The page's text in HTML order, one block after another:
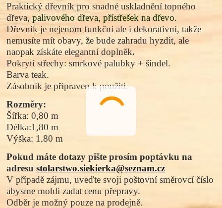
Praktický dřevník pro snadné uskladnění topného
dřeva,palivového dřeva, přístřešek na dřevo.
Dřevník je nejenom funkční ale i dekorativní, takže
nemusíte mít obavy, že bude zahradu hyzdit, ale
naopak získáte elegantní doplněk.
Pokrytí střechy: smrkové palubky + šindel.
Barva teak.
Zásobník je připraven k použiti.
Rozměry:
Šířka: 0,80 m
Délka:1,80 m
Výška: 1,80 m
Pokud máte dotazy pište prosím poptávku na
adresustolarstwo.siekierka@seznam.cz
V případě zájmu, uveďte svoji poštovní směrovcí číslo
abysme mohlizadat cenu přepravy.
Odběr je možný pouze na prodejně.